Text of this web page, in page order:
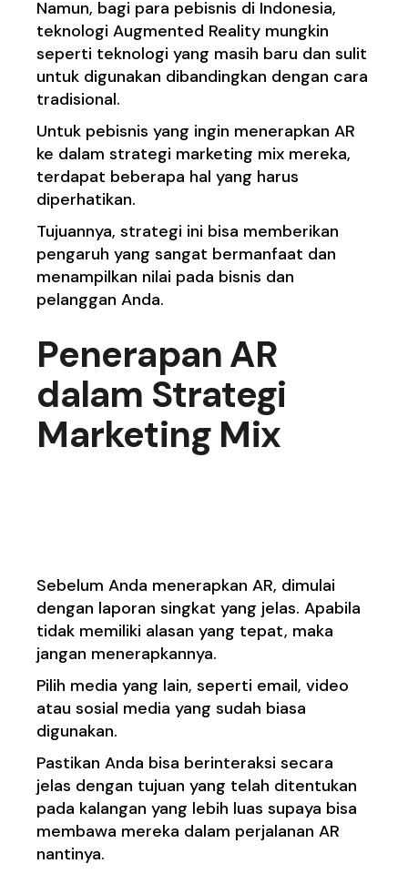
Namun, bagi para pebisnis di Indonesia,
teknologi Augmented Reality mungkin
seperti teknologi yang masih baru dan sulit
untuk digunakan dibandingkan dengan cara
tradisional.
Untuk pebisnis yang ingin menerapkan AR
ke dalam strategi marketing mix mereka,
terdapat beberapa hal yang harus
diperhatikan.
Tujuannya, strategi ini bisa memberikan
pengaruh yang sangat bermanfaat dan
menampilkan nilai pada bisnis dan
pelanggan Anda.
Penerapan AR
dalam Strategi
Marketing Mix
Sebelum Anda menerapkan AR, dimulai
dengan laporan singkat yang jelas. Apabila
tidak memiliki alasan yang tepat, maka
jangan menerapkannya.
Pilih media yang lain, seperti email, video
atau sosial media yang sudah biasa
digunakan.
Pastikan Anda bisa berinteraksi secara
jelas dengan tujuan yang telah ditentukan
pada kalangan yang lebih luas supaya bisa
membawa mereka dalam perjalanan AR
nantinya.